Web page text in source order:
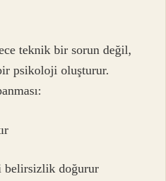
teknik bir sorun değil,
psikoloji oluşturur.
belirsizlik doğurur